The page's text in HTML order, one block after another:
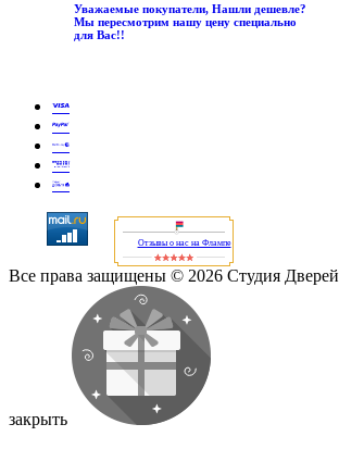
Уважаемые покупатели, Нашли дешевле?
Мы пересмотрим нашу цену специально
для Вас!!
Отзывы о нас на Флампе
Все права защищены © 2026 Студия Дверей
закрыть